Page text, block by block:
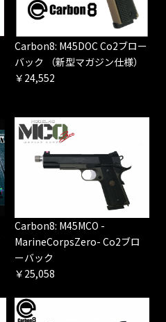
Carbon8: M45DOC Co2ブロー
バック （新型マガジン仕様）
￥24,552
Carbon8: M45MCO -
MarineCorpsZero- Co2ブロ
ーバック
￥25,058